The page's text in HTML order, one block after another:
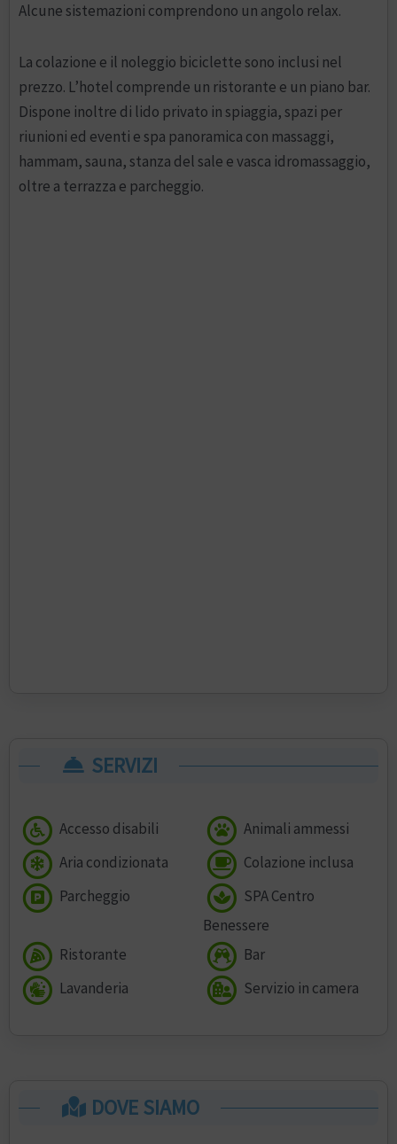
Alcune sistemazioni comprendono un angolo relax.
La colazione e il noleggio biciclette sono inclusi nel
prezzo. L’hotel comprende un ristorante e un piano bar.
Dispone inoltre di lido privato in spiaggia, spazi per
riunioni ed eventi e spa panoramica con massaggi,
hammam, sauna, stanza del sale e vasca idromassaggio,
oltre a terrazza e parcheggio.
SERVIZI
Accesso disabili
Animali ammessi
Aria condizionata
Colazione inclusa
Parcheggio
SPA Centro
Benessere
Ristorante
Bar
Lavanderia
Servizio in camera
DOVE SIAMO